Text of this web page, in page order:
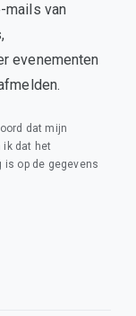
mails van
evenementen
dat mijn
ik dat het
is op de gegevens